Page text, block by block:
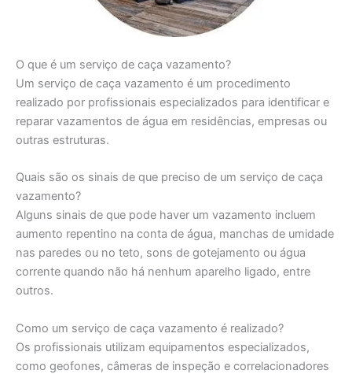
O que é um serviço de caça vazamento?
Um serviço de caça vazamento é um procedimento
realizado por profissionais especializados para identificar e
reparar vazamentos de água em residências, empresas ou
outras estruturas.
Quais são os sinais de que preciso de um serviço de caça
vazamento?
Alguns sinais de que pode haver um vazamento incluem
aumento repentino na conta de água, manchas de umidade
nas paredes ou no teto, sons de gotejamento ou água
corrente quando não há nenhum aparelho ligado, entre
outros.
Como um serviço de caça vazamento é realizado?
Os profissionais utilizam equipamentos especializados,
como geofones, câmeras de inspeção e correlacionadores